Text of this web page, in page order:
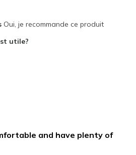
Oui, je recommande ce produit
utile?
and have plenty of